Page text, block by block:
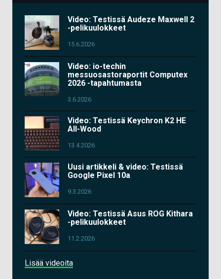
Video: Testissä Audeze Maxwell 2
-pelikuulokkeet
15.6.2026
Video: io-techin
messuosastoraportit Computex
2026 -tapahtumasta
3.6.2026
Video: Testissä Keychron K2 HE
All-Wood
13.4.2026
Uusi artikkeli & video: Testissä
Google Pixel 10a
9.3.2026
Video: Testissä Asus ROG Kithara
-pelikuulokkeet
11.2.2026
Lisää videoita